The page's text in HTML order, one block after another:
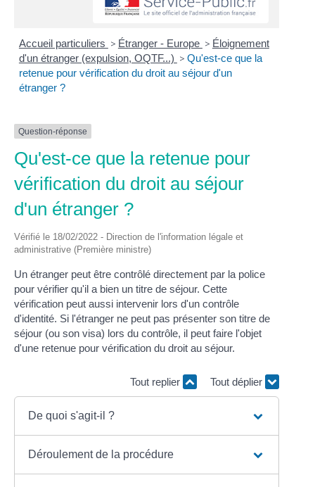
Accueil particuliers > Étranger - Europe > Éloignement
d'un étranger (expulsion, OQTF...) > Qu'est-ce que la
retenue pour vérification du droit au séjour d'un
étranger ?
Question-réponse
Qu'est-ce que la retenue pour
vérification du droit au séjour
d'un étranger ?
Vérifié le 18/02/2022 - Direction de l'information légale et
administrative (Première ministre)
Un étranger peut être contrôlé directement par la police
pour vérifier qu'il a bien un titre de séjour. Cette
vérification peut aussi intervenir lors d'un contrôle
d'identité. Si l'étranger ne peut pas présenter son titre de
séjour (ou son visa) lors du contrôle, il peut faire l'objet
d'une retenue pour vérification du droit au séjour.
Tout replier Tout déplier
De quoi s'agit-il ?
Déroulement de la procédure